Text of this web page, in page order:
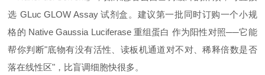
选 GLuc GLOW Assay 试剂盒。建议第一批同时订购一个小规
格的 Native Gaussia Luciferase 重组蛋白 作为阳性对照──它能
帮你判断"底物有没有活性、读板机通道对不对、稀释倍数是否
落在线性区"，比盲调细胞快很多。